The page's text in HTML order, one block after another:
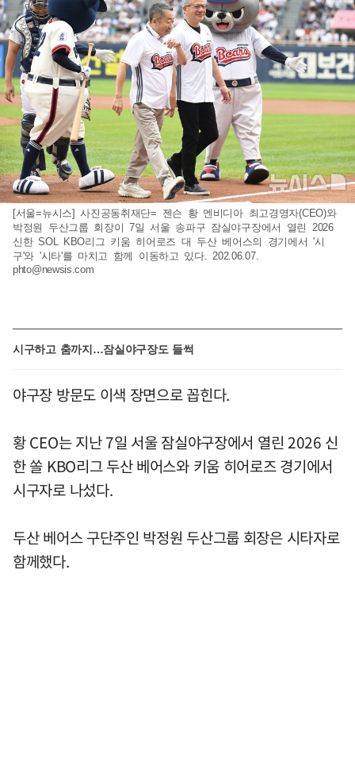
[서울=뉴시스] 사진공동취재단= 젠슨 황 엔비디아 최고경영자(CEO)와
박정원 두산그룹 회장이 7일 서울 송파구 잠실야구장에서 열린 2026
신한 SOL KBO리그 키움 히어로즈 대 두산 베어스의 경기에서 '시
구'와 '시타'를 마치고 함께 이동하고 있다. 202.06.07.
phto@newsis.com
시구하고 춤까지…잠실야구장도 들썩
야구장 방문도 이색 장면으로 꼽힌다.
황 CEO는 지난 7일 서울 잠실야구장에서 열린 2026 신
한 쏠 KBO리그 두산 베어스와 키움 히어로즈 경기에서
시구자로 나섰다.
두산 베어스 구단주인 박정원 두산그룹 회장은 시타자로
함께했다.